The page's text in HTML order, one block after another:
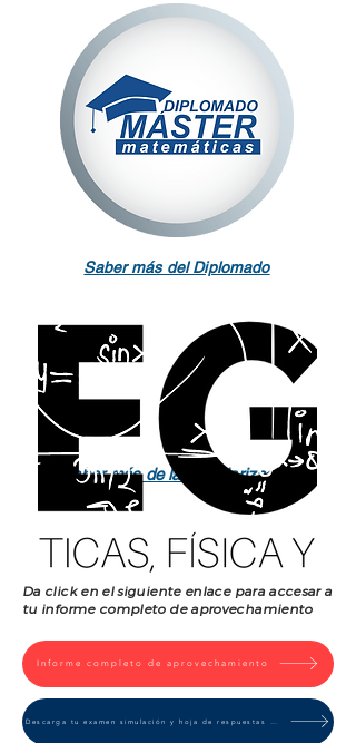
Saber más del Diplomado
Saber más de la Regularización
Da click en el siguiente enlace para accesar a
tu informe completo de aprovechamiento
Informe completo de aprovechamiento